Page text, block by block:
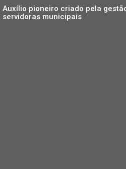
Auxílio pioneiro criado pela
servidoras municipais